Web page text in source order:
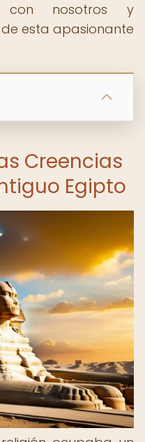
con nosotros y
esta apasionante
Creencias
Egipto